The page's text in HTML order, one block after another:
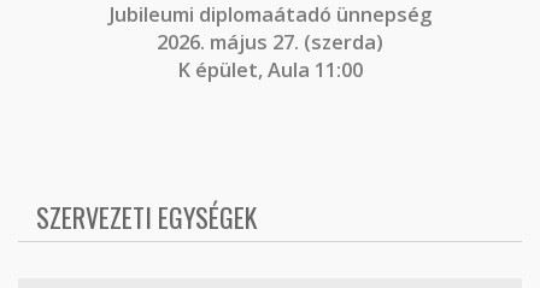
Jubileumi diplomaátadó ünnepség
2026. május 27. (szerda)
K épület, Aula 11:00
SZERVEZETI EGYSÉGEK